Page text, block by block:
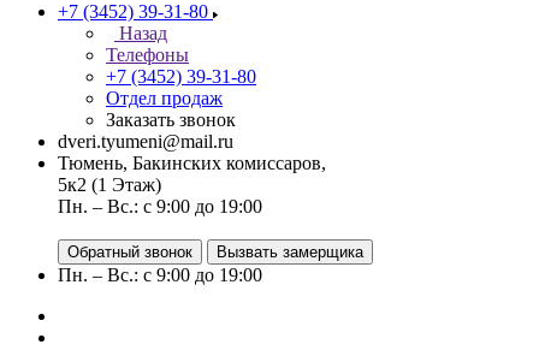
+7 (3452) 39-31-80
Назад
Телефоны
+7 (3452) 39-31-80
Отдел продаж
Заказать звонок
dveri.tyumeni@mail.ru
Тюмень, Бакинских комиссаров,
5к2 (1 Этаж)
Пн. – Вс.: с 9:00 до 19:00
Обратный звонок Вызвать замерщика
Пн. – Вс.: с 9:00 до 19:00